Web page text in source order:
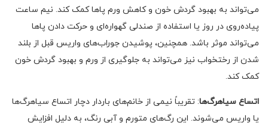
می‌تواند به بهبود گردش خون و کاهش ورم پاها کمک کند. نیم ساعت
پیاده‌روی در روز یا استفاده از صندلی گهواره‌ای و حرکت دادن پاها
می‌تواند موثر باشد. همچنین، پوشیدن جوراب‌های واریس قبل از بلند
شدن از رختخواب نیز می‌تواند به جلوگیری از ورم و بهبود گردش خون
کمک کند.
اتساع سیاهرگ‌ها: تقریباً نیمی از خانم‌های باردار دچار اتساع سیاهرگ‌ها
یا واریس می‌شوند. این رگ‌های متورم و آبی رنگ، به دلیل افزایش